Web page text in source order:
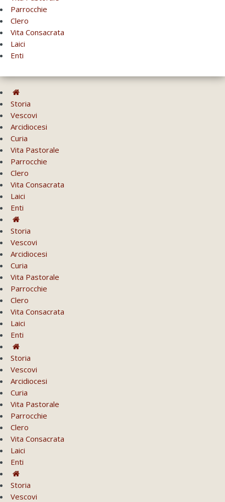
Parrocchie
Clero
Vita Consacrata
Laici
Enti
Storia
Vescovi
Arcidiocesi
Curia
Vita Pastorale
Parrocchie
Clero
Vita Consacrata
Laici
Enti
Storia
Vescovi
Arcidiocesi
Curia
Vita Pastorale
Parrocchie
Clero
Vita Consacrata
Laici
Enti
Storia
Vescovi
Arcidiocesi
Curia
Vita Pastorale
Parrocchie
Clero
Vita Consacrata
Laici
Enti
Storia
Vescovi